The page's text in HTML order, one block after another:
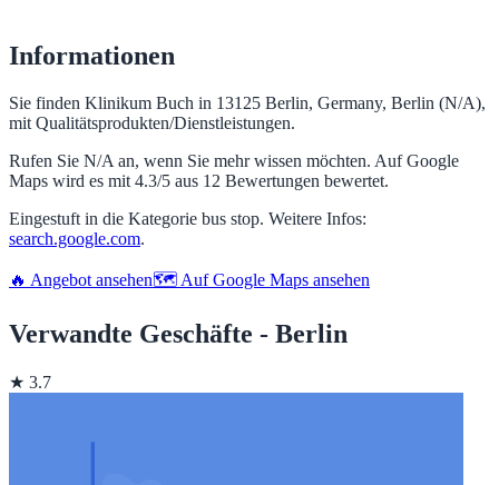
Informationen
Sie finden Klinikum Buch in 13125 Berlin, Germany, Berlin (N/A),
mit Qualitätsprodukten/Dienstleistungen.
Rufen Sie N/A an, wenn Sie mehr wissen möchten. Auf Google
Maps wird es mit 4.3/5 aus 12 Bewertungen bewertet.
Eingestuft in die Kategorie bus stop. Weitere Infos:
search.google.com.
🔥 Angebot ansehen🗺️ Auf Google Maps ansehen
Verwandte Geschäfte - Berlin
★ 3.7